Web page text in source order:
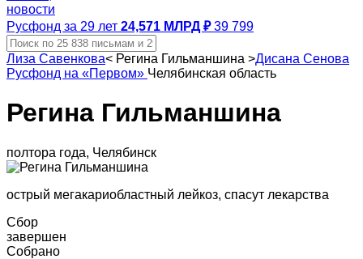
новости
Русфонд за 29 лет 24,571 МЛРД ₽ 39 799
Лиза Савенкова< Регина Гильманшина >Дисана Сенова
Русфонд на «Первом» Челябинская область
Регина Гильманшина
полтора года, Челябинск
острый мегакариобластный лейкоз, спасут лекарства
Сбор
завершен
Собрано